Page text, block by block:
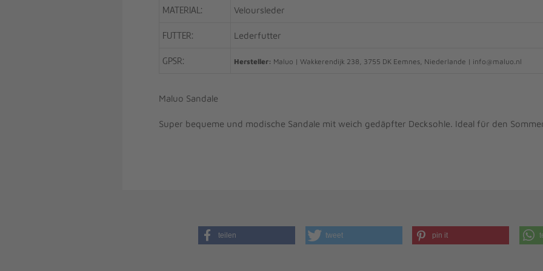
MATERIAL: Veloursleder
FUTTER: Lederfutter
GPSR: Hersteller: Maluo | Wakkerendijk 238, 3755 DK Eemnes, Niederlande | info@maluo.nl
Maluo Sandale
Super bequeme und modische Sandale mit weich gedäpfter Decksohle. Ideal für den
teilen tweet pin it